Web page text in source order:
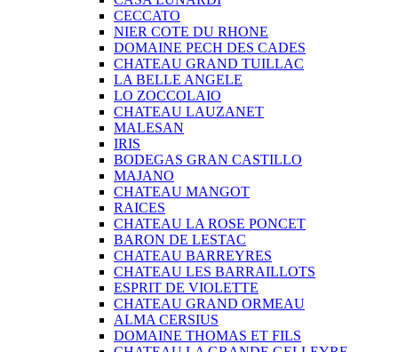
CECCATO
NIER COTE DU RHONE
DOMAINE PECH DES CADES
CHATEAU GRAND TUILLAC
LA BELLE ANGELE
LO ZOCCOLAIO
CHATEAU LAUZANET
MALESAN
IRIS
BODEGAS GRAN CASTILLO
MAJANO
CHATEAU MANGOT
RAICES
CHATEAU LA ROSE PONCET
BARON DE LESTAC
CHATEAU BARREYRES
CHATEAU LES BARRAILLOTS
ESPRIT DE VIOLETTE
CHATEAU GRAND ORMEAU
ALMA CERSIUS
DOMAINE THOMAS ET FILS